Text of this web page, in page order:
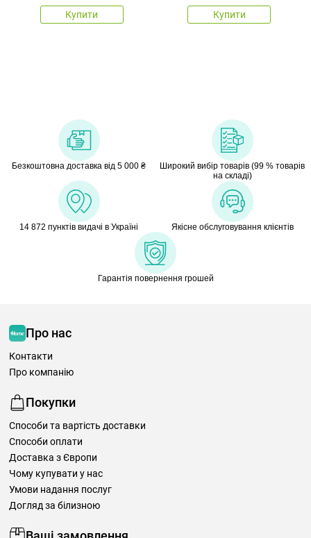
Купити Купити
Безкоштовна доставка від 5 000 ₴
Широкий вибір товарів (99 % товарів
на складі)
14 872 пунктів видачі в Україні Якісне обслуговування клієнтів
Гарантія повернення грошей
Про нас
Контакти
Про компанію
Покупки
Способи та вартість доставки
Способи оплати
Доставка з Європи
Чому купувати у нас
Умови надання послуг
Догляд за білизною